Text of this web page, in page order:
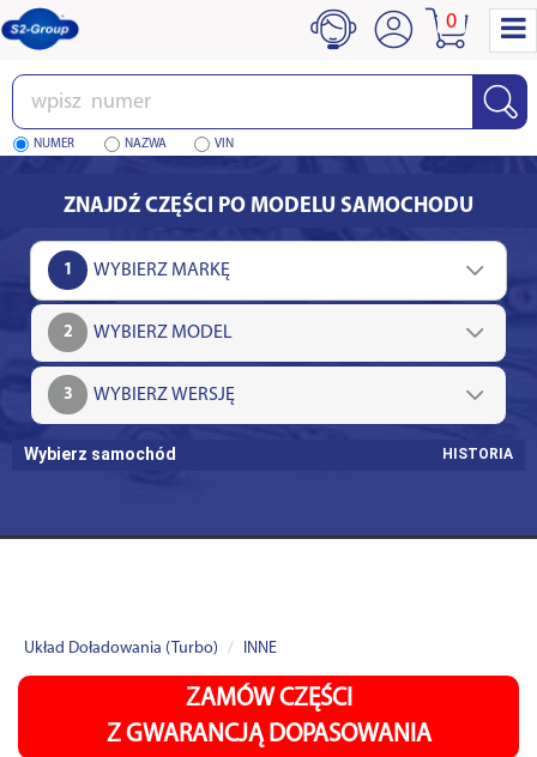
Wpisz
numer
NUMER NAZWA VIN
0
ZNAJDŹ CZĘŚCI PO MODELU SAMOCHODU
1
2
3
Wybierz samochód HISTORIA
Układ Doładowania (Turbo) INNE
ZAMÓW CZĘŚCI
Z GWARANCJĄ DOPASOWANIA